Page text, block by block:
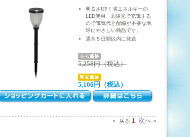
明るさUP！省エネルギーの
LED使用、太陽光で充電する
ので電気代と配線が不要な地
球にやさしい商品です。
通常５日間以内に発送
5,258円（税込）
5,106円（税込）
« 戻る 1 次へ »